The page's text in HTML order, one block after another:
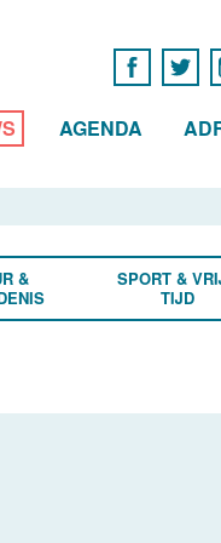
AGENDA
&
SPORT &
TIJD